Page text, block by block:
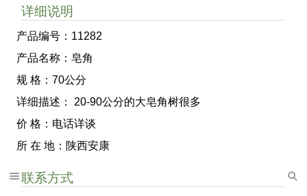
详细说明
产品编号：11282
产品名称：皂角
规 格：70公分
详细描述： 20-90公分的大皂角树很多
价 格：电话详谈
所 在 地：陕西安康
联系方式